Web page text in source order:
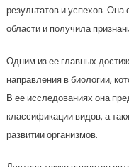
результатов и успехов.
области и получила
Одним из ее главных
направления в биологии,
В ее исследованиях она
классификации видов, а
развитии организмов.